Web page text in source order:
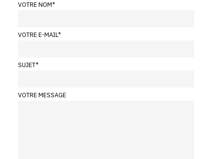
VOTRE NOM*
VOTRE E-MAIL*
SUJET*
VOTRE MESSAGE